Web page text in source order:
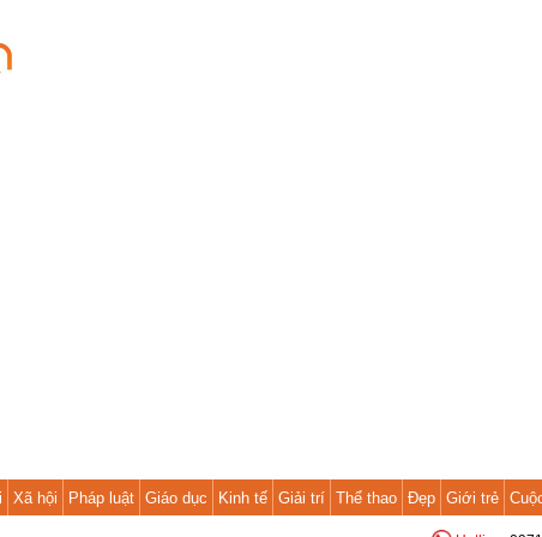
Xã hội Pháp luật Giáo dục Kinh tế Giải trí Thể thao Đẹp Giới trẻ